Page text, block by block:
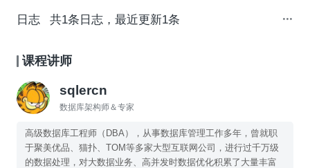
日志 共1条日志，最近更新1条
课程讲师
sqlercn
数据库架构师＆专家
高级数据库工程师（DBA），从事数据库管理工作多年，曾就职
于聚美优品、猫扑、TOM等多家大型互联网公司，进行过千万级
的数据处理，对大数据业务、高并发时数据优化积累了大量丰富